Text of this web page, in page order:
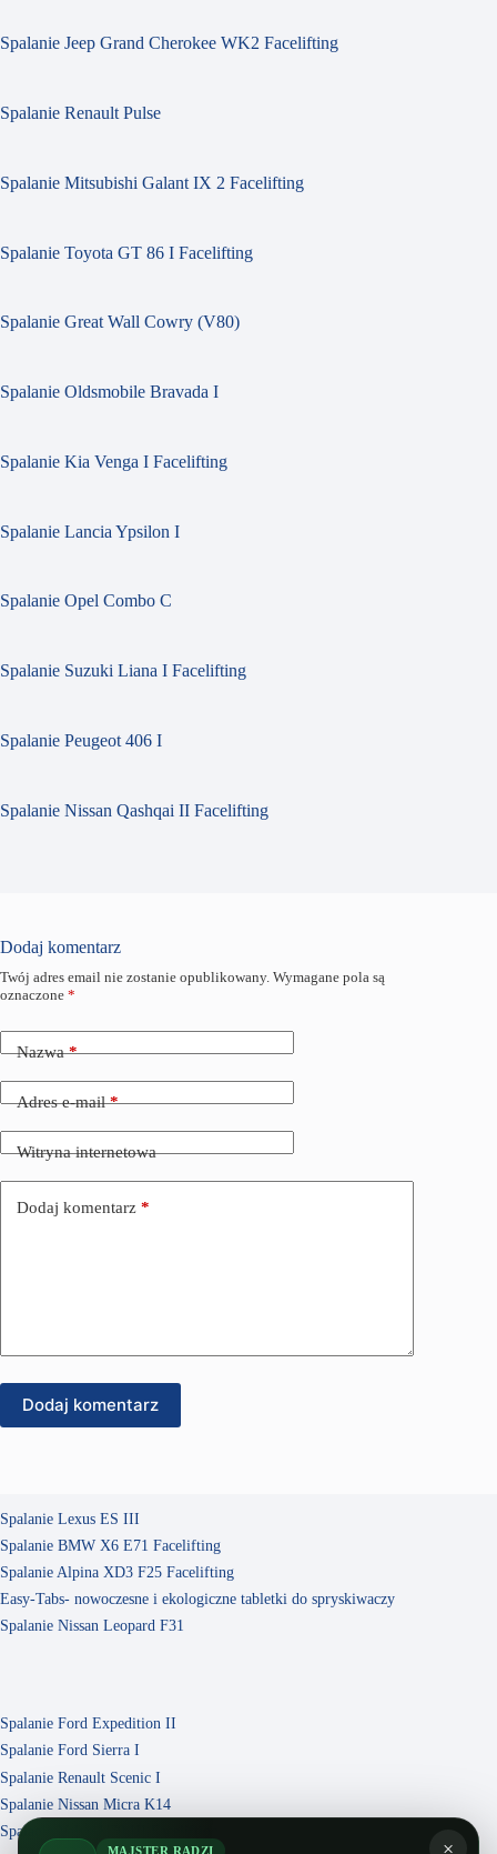
Spalanie Jeep Grand Cherokee WK2 Facelifting
Spalanie Renault Pulse
Spalanie Mitsubishi Galant IX 2 Facelifting
Spalanie Toyota GT 86 I Facelifting
Spalanie Great Wall Cowry (V80)
Spalanie Oldsmobile Bravada I
Spalanie Kia Venga I Facelifting
Spalanie Lancia Ypsilon I
Spalanie Opel Combo C
Spalanie Suzuki Liana I Facelifting
Spalanie Peugeot 406 I
Spalanie Nissan Qashqai II Facelifting
Dodaj komentarz
Twój adres email nie zostanie opublikowany. Wymagane pola są
oznaczone *
Nazwa*
Adres e-mail*
Witryna internetowa
Dodaj komentarz *
Dodaj komentarz
Spalanie Lexus ES III
Spalanie BMW X6 E71 Facelifting
Spalanie Alpina XD3 F25 Facelifting
Easy-Tabs- nowoczesne i ekologiczne tabletki do spryskiwaczy
Spalanie Nissan Leopard F31
Spalanie Ford Expedition II
Spalanie Ford Sierra I
Spalanie Renault Scenic I
Spalanie Nissan Micra K14
Spalanie Volvo V70 III Facelifting
×
MAJSTER RADZI